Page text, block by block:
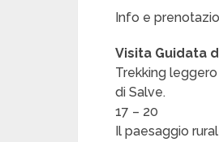
Info e
Visita Guidata
Trekking
di Salve.
17 – 20
Il paesaggio